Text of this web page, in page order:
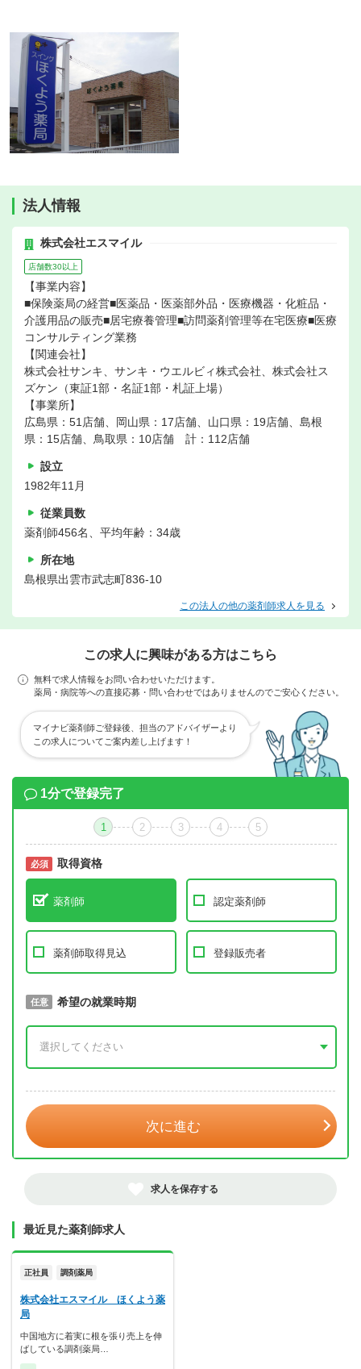
法人情報
株式会社エスマイル
店舗数30以上
【事業内容】
■保険薬局の経営■医薬品・医薬部外品・医療機器・化粧品・
介護用品の販売■居宅療養管理■訪問薬剤管理等在宅医療■医療
コンサルティング業務
【関連会社】
株式会社サンキ、サンキ・ウエルビィ株式会社、株式会社ス
ズケン（東証1部・名証1部・札証上場）
【事業所】
広島県：51店舗、岡山県：17店舗、山口県：19店舗、島根
県：15店舗、鳥取県：10店舗 計：112店舗
設立
1982年11月
従業員数
薬剤師456名、平均年齢：34歳
所在地
島根県出雲市武志町836-10
この法人の他の薬剤師求人を見る
この求人に興味がある方はこちら
無料で求人情報をお問い合わせいただけます。
薬局・病院等への直接応募・問い合わせではありませんのでご安心ください。
マイナビ薬剤師ご登録後、担当のアドバイザーより
この求人についてご案内差し上げます！
1分で登録完了
1 2 3 4 5
必須 取得資格
薬剤師 認定薬剤師
薬剤師取得見込 登録販売者
必須 取得予定年
任意 希望の就業時期
次に進む
求人を保存する
最近見た薬剤師求人
正社員 調剤薬局
株式会社エスマイル ほくよう薬
局
中国地方に着実に根を張り売上を伸
ばしている調剤薬局…